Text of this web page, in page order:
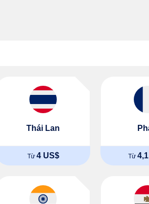
Thái Lan
Từ 4 US$ Từ